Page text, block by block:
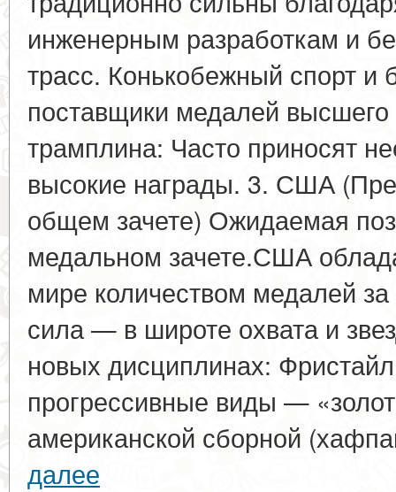
инженерным разработкам и
трасс. Конькобежный спорт и
поставщики медалей
трамплина: Часто приносят
высокие награды. 3. США
общем зачете) Ожидаемая
медальном зачете.США
мире количеством медалей
сила — в широте охвата и
новых дисциплинах:
прогрессивные виды —
американской сборной
далее